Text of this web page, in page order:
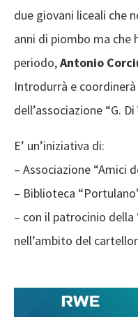
due giovani liceali che
anni di piombo ma che
periodo,Antonio
Introdurrà e
dell’associazione “G.
E’ un’iniziativa di:
– Associazione “Amici
– Biblioteca
– con il patrocinio della
nell’ambito del